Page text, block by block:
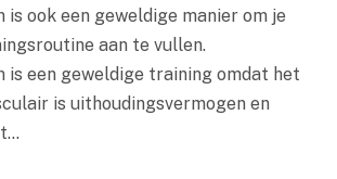
is ook een geweldige manier om je
aan te vullen.
is een geweldige training omdat het
is uithoudingsvermogen en